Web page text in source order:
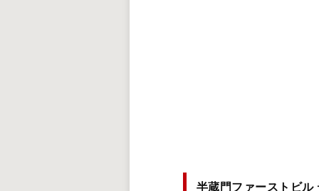
半蔵門ファーストビル